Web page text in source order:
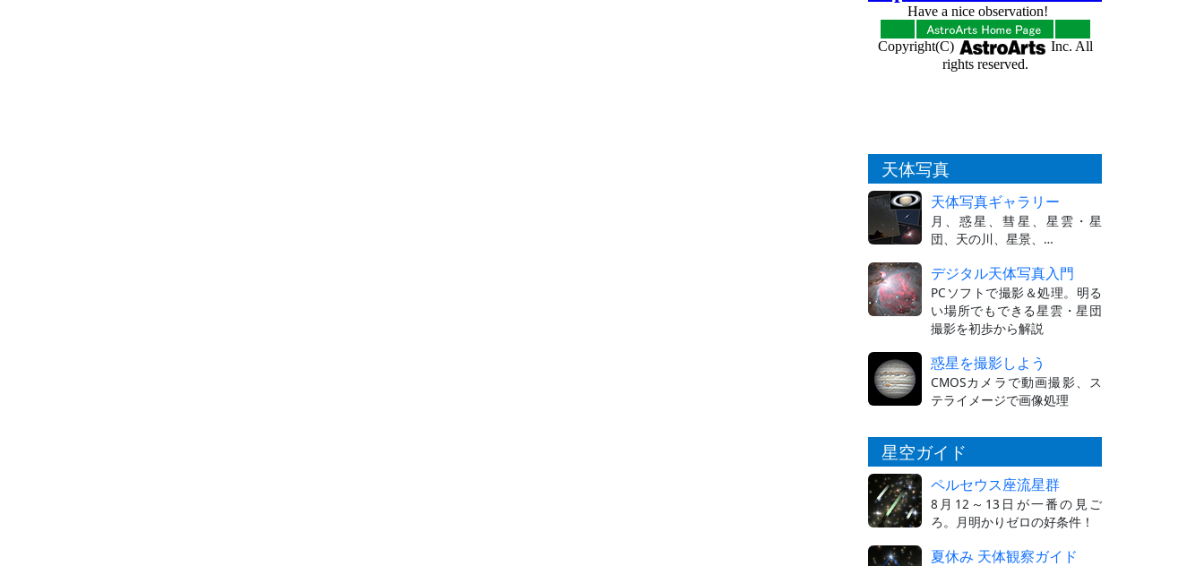
天体写真
天体写真ギャラリー
月、惑星、彗星、星雲・星
団、天の川、星景、…
デジタル天体写真入門
PCソフトで撮影＆処理。明る
い場所でもできる星雲・星団
撮影を初歩から解説
惑星を撮影しよう
CMOSカメラで動画撮影、ス
テライメージで画像処理
星空ガイド
ペルセウス座流星群
8月12～13日が一番の見ご
ろ。月明かりゼロの好条件！
夏休み 天体観察ガイド